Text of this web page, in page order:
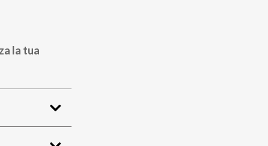
la tua